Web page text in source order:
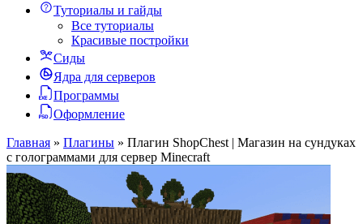
Туториалы и гайды
Все туториалы
Красивые постройки
Сиды
Ядра для серверов
Программы
Оформление
Главная » Плагины » Плагин ShopChest | Магазин на сундуках
с голограммами для сервер Minecraft